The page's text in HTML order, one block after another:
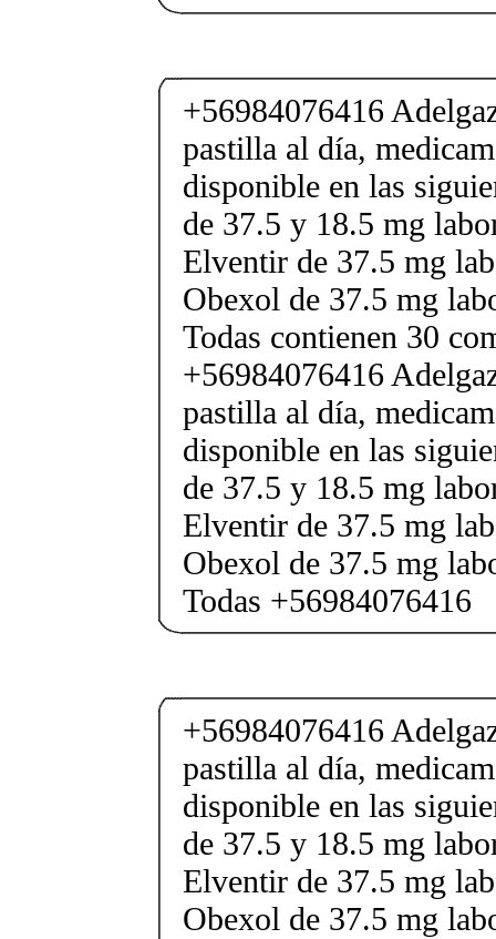
+56984076416
pastilla al día,
disponible en las
de 37.5 y 18.5 mg
Elventir de 37.5 mg
Obexol de 37.5 mg
Todas contienen 30
+56984076416
pastilla al día,
disponible en las
de 37.5 y 18.5 mg
Elventir de 37.5 mg
Obexol de 37.5 mg
Todas +56984076416
+56984076416
pastilla al día,
disponible en las
de 37.5 y 18.5 mg
Elventir de 37.5 mg
Obexol de 37.5 mg